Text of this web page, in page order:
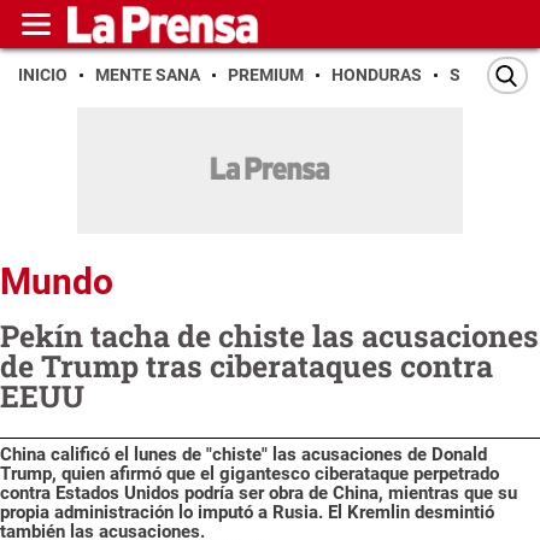
INICIO MENTE SANA PREMIUM HONDURAS SAN PEDRO
Mundo
Pekín tacha de chiste las acusaciones
de Trump tras ciberataques contra
EEUU
China calificó el lunes de "chiste" las acusaciones de Donald
Trump, quien afirmó que el gigantesco ciberataque perpetrado
contra Estados Unidos podría ser obra de China, mientras que su
propia administración lo imputó a Rusia. El Kremlin desmintió
también las acusaciones.